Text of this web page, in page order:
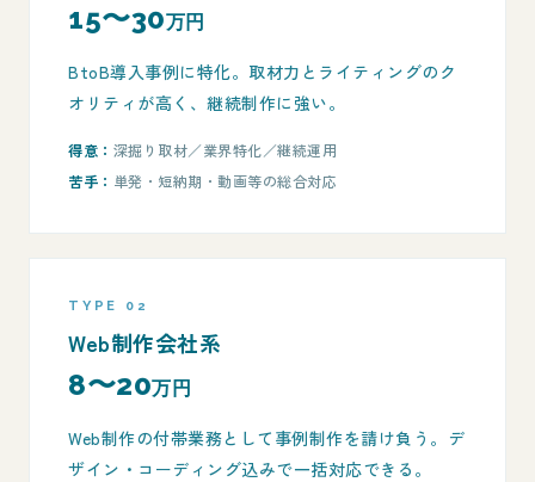
15〜30万円
BtoB導入事例に特化。取材力とライティングのク
オリティが高く、継続制作に強い。
得意： 深掘り取材／業界特化／継続運用
苦手： 単発・短納期・動画等の総合対応
TYPE 02
Web制作会社系
8〜20万円
Web制作の付帯業務として事例制作を請け負う。デ
ザイン・コーディング込みで一括対応できる。